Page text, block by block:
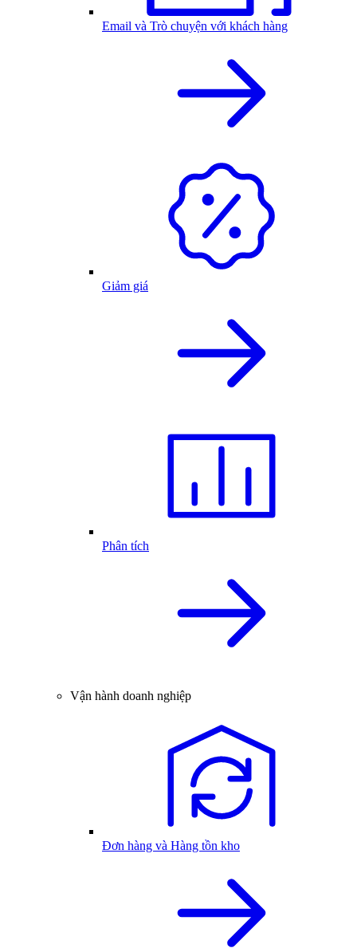
Email và Trò chuyện với khách hàng
Giảm giá
Phân tích
Vận hành doanh nghiệp
Đơn hàng và Hàng tồn kho